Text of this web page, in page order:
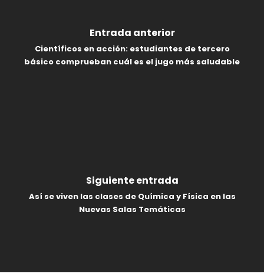
Entrada anterior
Científicos en acción: estudiantes de tercero
básico comprueban cuál es el jugo más saludable
Siguiente entrada
Así se viven las clases de Química y Física en las
Nuevas Salas Temáticas